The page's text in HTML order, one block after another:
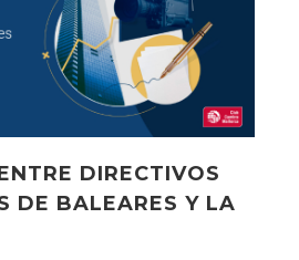
DIRECTIVOS
DE BALEARES Y LA